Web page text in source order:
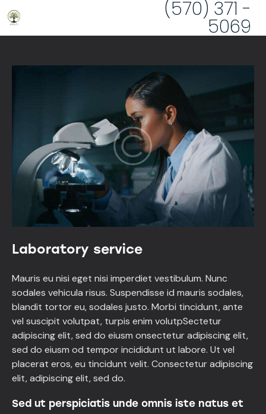
(570) 371 -
5069
Laboratory service
Mauris eu nisi eget nisi imperdiet vestibulum. Nunc
sodales vehicula risus. Suspendisse id mauris sodales,
blandit tortor eu, sodales justo. Morbi tincidunt, ante
vel suscipit volutpat, turpis enim volutpSectetur
adipiscing elit, sed do eiusm onsectetur adipiscing elit,
sed do eiusm od tempor incididunt ut labore. Ut vel
placerat eros, eu tincidunt velit. Consectetur adipiscing
elit, adipiscing elit, sed do.
Sed ut perspiciatis unde omnis iste natus et